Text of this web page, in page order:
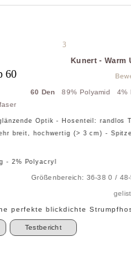
3
Kunert - Warm
60 Den 89% Polyamid 4%
Optik - Hosenteil: randlos
breit, hochwertig (> 3 cm) -
- 2% Polyacryl
Größenbereich: 36-38 0 /
perfekte blickdichte
Testbericht